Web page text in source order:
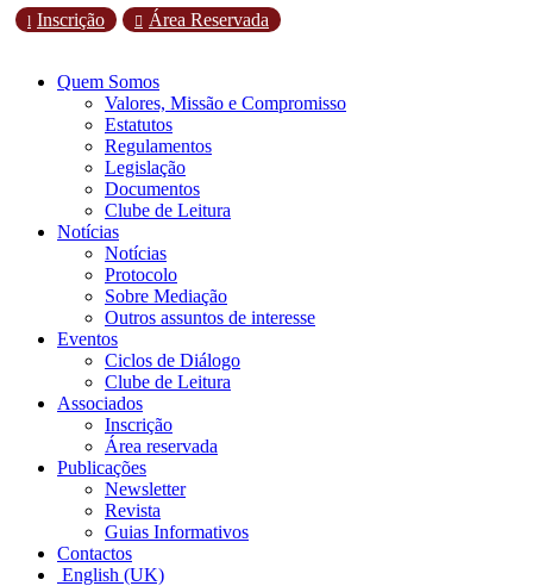
l Inscrição  Área Reservada
Quem Somos
Valores, Missão e Compromisso
Estatutos
Regulamentos
Legislação
Documentos
Clube de Leitura
Notícias
Notícias
Protocolo
Sobre Mediação
Outros assuntos de interesse
Eventos
Ciclos de Diálogo
Clube de Leitura
Associados
Inscrição
Área reservada
Publicações
Newsletter
Revista
Guias Informativos
Contactos
English (UK)